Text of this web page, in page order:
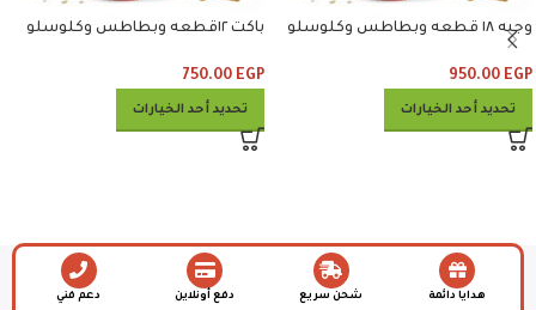
وجبه ١٨ قطعه وبطاطس وكلوسلو
وبيبسي
950.00 EGP
تحديد أحد الخيارات
باكت ١٢قطعه وبطاطس وكلوسلو
750.00 EGP
تحديد أحد الخيارات
هدايا دائمة شحن سريع دفع أونلاين دعم فني